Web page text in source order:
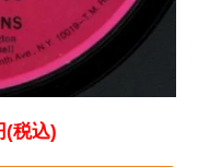
(税込)